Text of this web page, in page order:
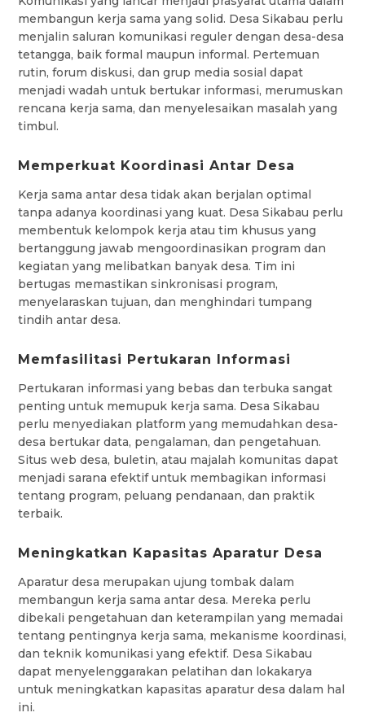
membangun kerja sama yang solid. Desa Sikabau perlu
menjalin saluran komunikasi reguler dengan desa-desa
tetangga, baik formal maupun informal. Pertemuan
rutin, forum diskusi, dan grup media sosial dapat
menjadi wadah untuk bertukar informasi, merumuskan
rencana kerja sama, dan menyelesaikan masalah yang
timbul.
Memperkuat Koordinasi Antar Desa
Kerja sama antar desa tidak akan berjalan optimal
tanpa adanya koordinasi yang kuat. Desa Sikabau perlu
membentuk kelompok kerja atau tim khusus yang
bertanggung jawab mengoordinasikan program dan
kegiatan yang melibatkan banyak desa. Tim ini
bertugas memastikan sinkronisasi program,
menyelaraskan tujuan, dan menghindari tumpang
tindih antar desa.
Memfasilitasi Pertukaran Informasi
Pertukaran informasi yang bebas dan terbuka sangat
penting untuk memupuk kerja sama. Desa Sikabau
perlu menyediakan platform yang memudahkan desa-
desa bertukar data, pengalaman, dan pengetahuan.
Situs web desa, buletin, atau majalah komunitas dapat
menjadi sarana efektif untuk membagikan informasi
tentang program, peluang pendanaan, dan praktik
terbaik.
Meningkatkan Kapasitas Aparatur Desa
Aparatur desa merupakan ujung tombak dalam
membangun kerja sama antar desa. Mereka perlu
dibekali pengetahuan dan keterampilan yang memadai
tentang pentingnya kerja sama, mekanisme koordinasi,
dan teknik komunikasi yang efektif. Desa Sikabau
dapat menyelenggarakan pelatihan dan lokakarya
untuk meningkatkan kapasitas aparatur desa dalam hal
ini.